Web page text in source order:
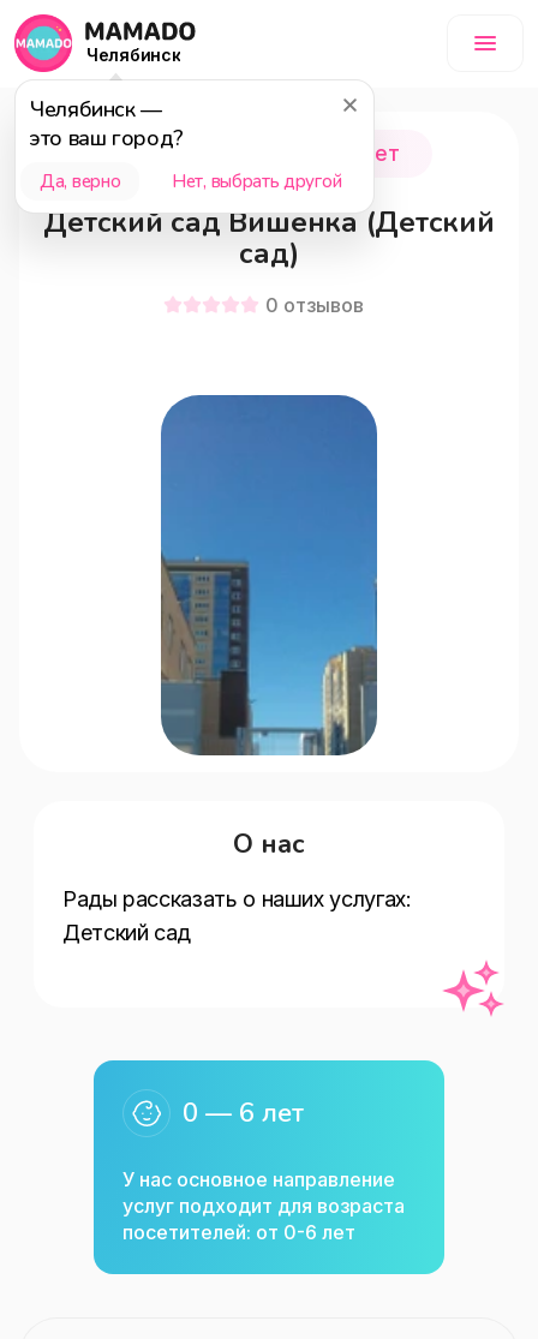
Челябинск
Челябинск—
это ваш город?
Да, верно Нет, выбрать другой
Челябинск 0 - 6 лет
Детский сад Вишенка (Детский
сад)
0 отзывов
О нас
Рады рассказать о наших услугах:
Детский сад
0 — 6 лет
У нас основное направление
услуг подходит для возраста
посетителей: от 0-6 лет